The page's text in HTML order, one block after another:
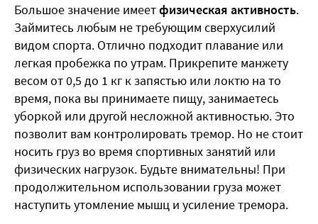
Большое значение имеетфизическая активность.
Займитесь любым не требующим сверхусилий
видом спорта. Отлично подходит плавание или
легкая пробежка по утрам. Прикрепите манжету
весом от 0,5 до 1 кг к запястью или локтю на то
время, пока вы принимаете пищу, занимаетесь
уборкой или другой несложной активностью. Это
позволит вам контролировать тремор. Но не стоит
носить груз во время спортивных занятий или
физических нагрузок. Будьте внимательны! При
продолжительном использовании груза может
наступить утомление мышц и усиление тремора.